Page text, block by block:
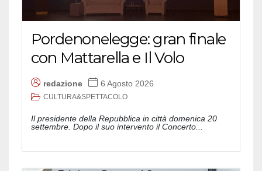
Pordenonelegge: gran finale
con Mattarella e Il Volo
redazione 6 Agosto 2026
CULTURA&SPETTACOLO
Il presidente della Repubblica in città domenica 20
settembre. Dopo il suo intervento il Concerto...